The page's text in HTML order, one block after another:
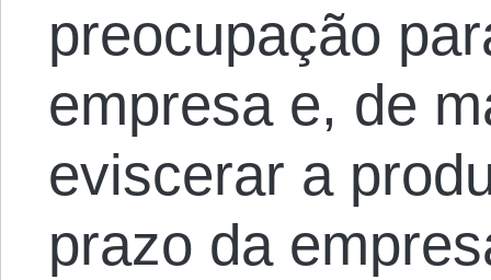
preocupação
empresa e, de
eviscerar a
prazo da